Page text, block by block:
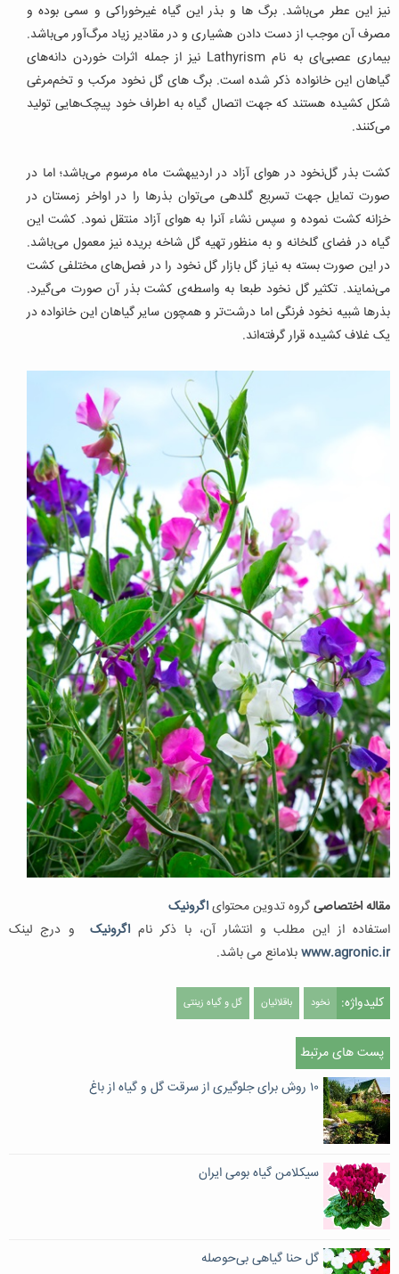
نیز این عطر می‌باشد. برگ ها و بذر این گیاه غیرخوراکی و سمی بوده و
مصرف آن موجب از دست دادن هشیاری و در مقادیر زیاد مرگ‌آور می‌باشد.
بیماری عصبی‌ای به نام Lathyrism نیز از جمله اثرات خوردن دانه‌های
گیاهان این خانواده ذکر شده است. برگ های گل نخود مرکب و تخم‌مرغی
شکل کشیده هستند که جهت اتصال گیاه به اطراف خود پیچک‌هایی تولید
می‌کنند.
کشت بذر گل‌نخود در هوای آزاد در اردیبهشت ماه مرسوم می‌باشد؛ اما در
صورت تمایل جهت تسریع گلدهی می‌توان بذرها را در اواخر زمستان در
خزانه کشت نموده و سپس نشاء آنرا به هوای آزاد منتقل نمود. کشت این
گیاه در فضای گلخانه و به منظور تهیه گل شاخه بریده نیز معمول می‌باشد.
در این صورت بسته به نیاز گل بازار گل نخود را در فصل‌های مختلفی کشت
می‌نمایند. تکثیر گل نخود طبعا به واسطه‌ی کشت بذر آن صورت می‌گیرد.
بذرها شبیه نخود فرنگی اما درشت‌تر و همچون سایر گیاهان این خانواده در
یک غلاف کشیده قرار گرفته‌اند.
مقاله اختصاصیگروه تدوین محتوایاگرونیک
استفاده از این مطلب و انتشار آن، با ذکر نام اگرونیک
و درج لینک
www.agronic.irبلامانع می باشد.
کلیدواژه: نخود باقلائیان گل و گیاه زینتی
پست های مرتبط
۱۰ روش برای جلوگیری از سرقت گل و گیاه از باغ
سیکلامن گیاه بومی ایران
گل حنا گیاهی بی‌حوصله